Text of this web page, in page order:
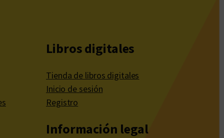
Libros digitales
Tienda de libros digitales
Inicio de sesión
Registro
Información legal